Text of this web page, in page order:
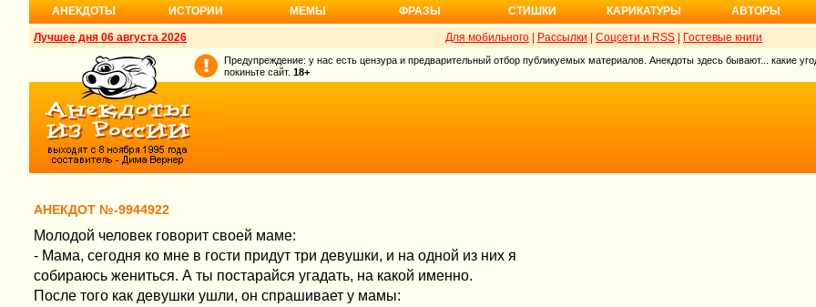
АНЕКДОТЫ ИСТОРИИ МЕМЫ ФРАЗЫ СТИШКИ КАРИКАТУРЫ АВТОРЫ
Лучшее дня 06 августа 2026 Для мобильного Рассылки Соцсети и RSS Гостевые книги
Предупреждение: у нас есть цензура и предварительный отбор публикуемых материалов. Анекдоты здесь бывают... какие
покиньте сайт. 18+
АНЕКДОТ №-9944922
Молодой человек говорит своей маме:
- Мама, сегодня ко мне в гости придут три девушки, и на одной из них я
собираюсь жениться. А ты постарайся угадать, на какой именно.
После того как девушки ушли, он спрашивает у мамы: